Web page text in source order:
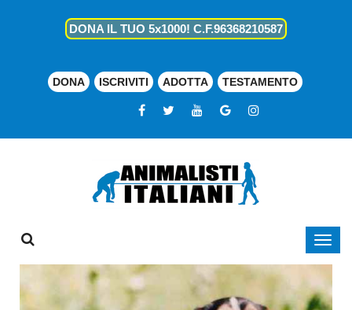
DONA IL TUO 5x1000! C.F.96368210587
DONA ISCRIVITI ADOTTA TESTAMENTO